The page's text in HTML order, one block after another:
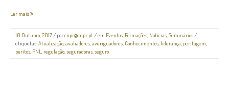
Ler mais
10 Outubro, 2017/ porcnpr@cnpr.pt/ em Eventos, Formações, Notícias,Seminários/
etiquetas:Atualização,avaliadores,averiguadores, Conhecimentos, liderança, peritagem,
peritos, PNL, regulação,seguradoras,seguro